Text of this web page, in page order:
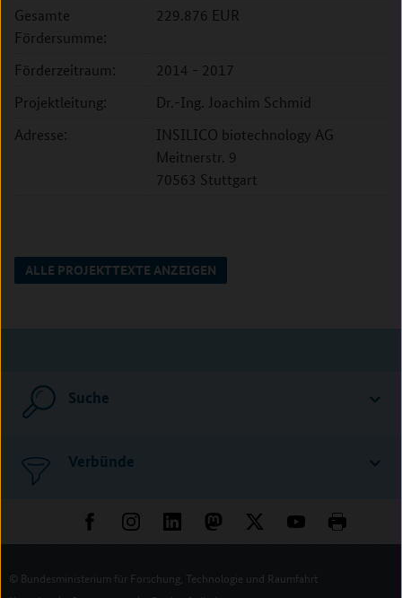
Gesamte
Fördersumme:
229.876 EUR
Förderzeitraum:
2014 - 2017
Projektleitung:
Dr.-Ing. Joachim Schmid
Adresse:
INSILICO biotechnology AG
Meitnerstr. 9
70563 Stuttgart
ALLE PROJEKTTEXTE ANZEIGEN
Suche
Verbünde
© Bundesministerium für Forschung, Technologie und Raumfahrt